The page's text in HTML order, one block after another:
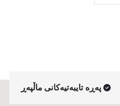
په‌ڕه‌ تایبه‌تیه‌کانی ماڵپه‌ڕ